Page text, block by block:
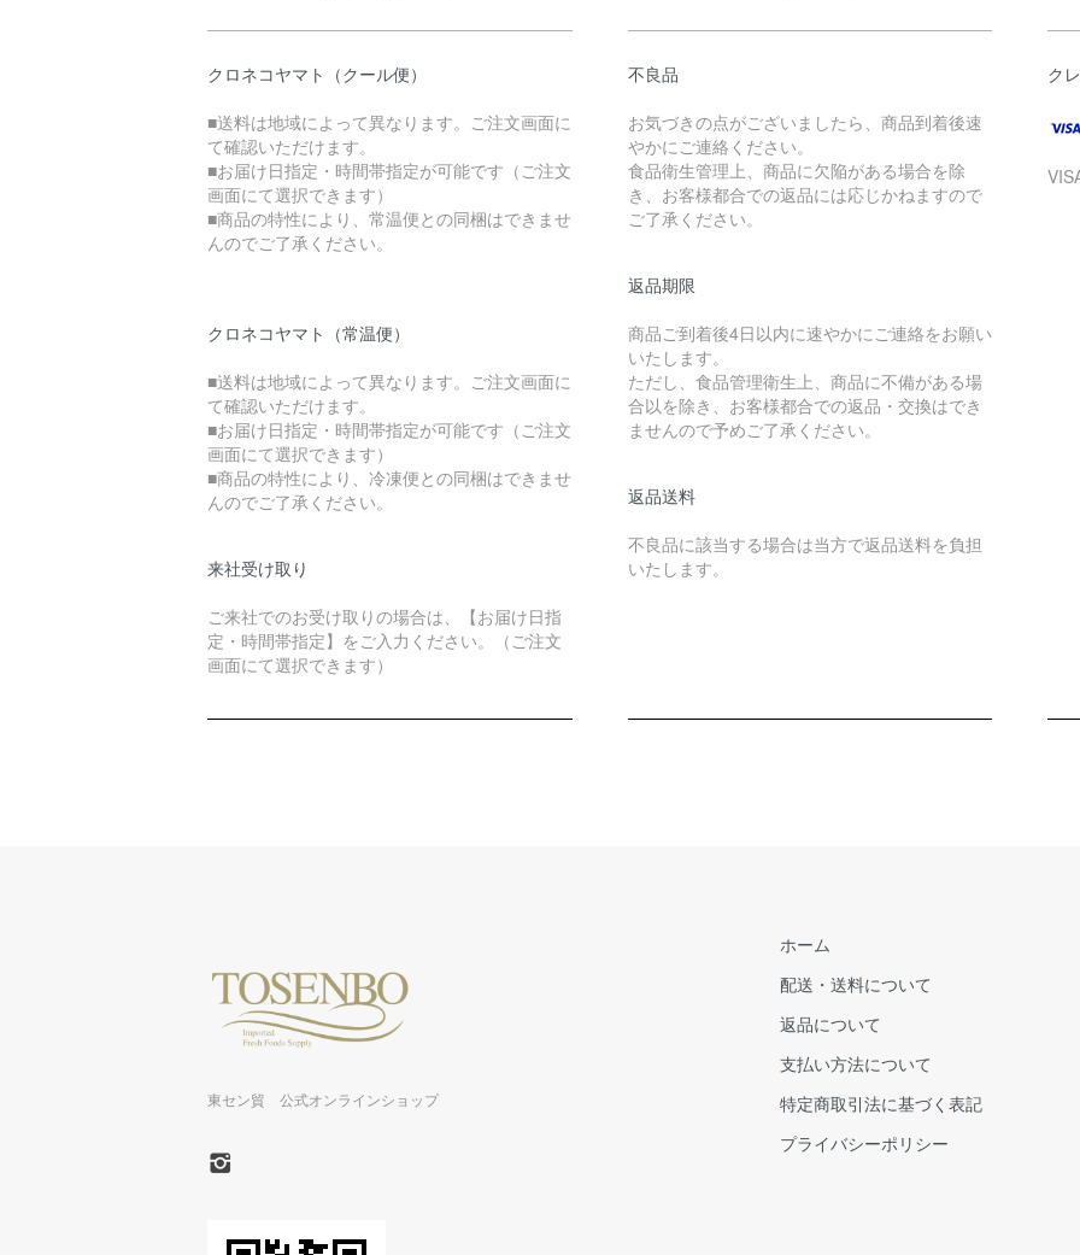
クロネコヤマト（クール便）
■送料は地域によって異なります。ご注文画面に
て確認いただけます。
■お届け日指定・時間帯指定が可能です（ご注文
画面にて選択できます）
■商品の特性により、常温便との同梱はできませ
んのでご了承ください。
クロネコヤマト（常温便）
■送料は地域によって異なります。ご注文画面に
て確認いただけます。
■お届け日指定・時間帯指定が可能です（ご注文
画面にて選択できます）
■商品の特性により、冷凍便との同梱はできませ
んのでご了承ください。
来社受け取り
ご来社でのお受け取りの場合は、【お届け日指
定・時間帯指定】をご入力ください。（ご注文
画面にて選択できます）
不良品
お気づきの点がございましたら、商品到着後速
やかにご連絡ください。
食品衛生管理上、商品に欠陥がある場合を除
き、お客様都合での返品には応じかねますので
ご了承ください。
返品期限
商品ご到着後4日以内に速やかにご連絡をお願い
いたします。
ただし、食品管理衛生上、商品に不備がある場
合以を除き、お客様都合での返品・交換はでき
ませんので予めご了承ください。
返品送料
不良品に該当する場合は当方で返品送料を負担
いたします。
ク
東セン貿 公式オンラインショップ
ホーム
配送・送料について
返品について
支払い方法について
特定商取引法に基づく表記
プライバシーポリシー